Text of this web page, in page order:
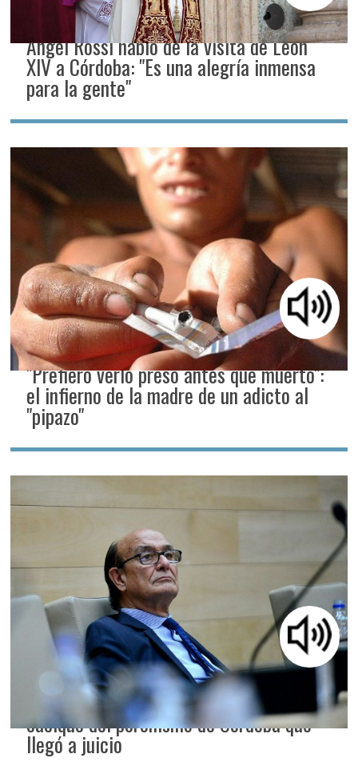
Ángel Rossi habló de la visita de León
XIV a Córdoba: "Es una alegría inmensa
para la gente"
"Prefiero verlo preso antes que muerto":
el infierno de la madre de un adicto al
"pipazo"
Quién es Oscar González, el histórico
cacique del peronismo de Córdoba que
llegó a juicio